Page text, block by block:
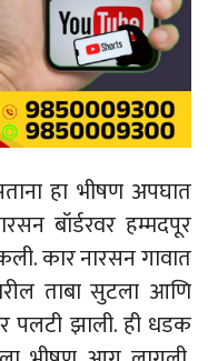
हा भीषण अपघात
बॉर्डरवर हम्मदपूर
कार नारसन गावात
ताबा सुटला आणि
पलटी झाली. ही धडक